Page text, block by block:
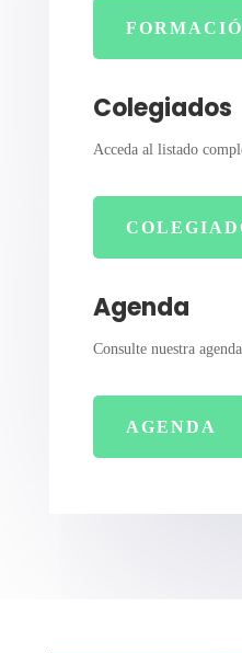
Colegiados
Acceda al listado
Agenda
Consulte nuestra
AGENDA